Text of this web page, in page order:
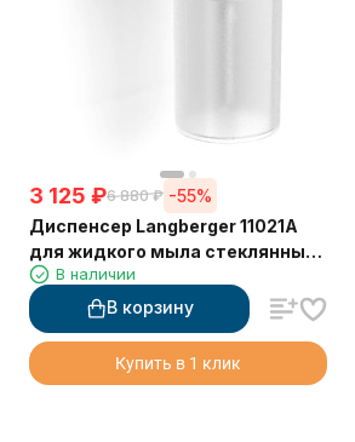
3 125 ₽6 880 ₽ -55%
Диспенсер Langberger 11021A
для жидкого мыла стеклянный
к стене круглый
В наличии
В корзину
Купить в 1 клик